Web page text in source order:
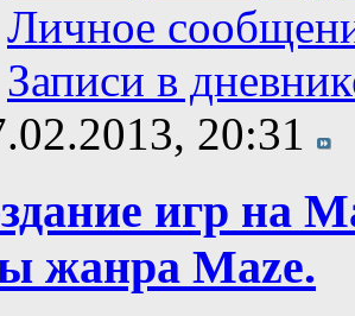
Личное
Записи в
20:31
игр на
жанра Maze.